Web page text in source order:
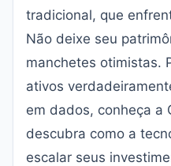
tradicional, que
Não deixe seu
manchetes otimistas.
ativos
em dados, conheça a
descubra como a
escalar seus